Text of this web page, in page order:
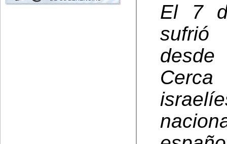
El 7
sufrió
desde